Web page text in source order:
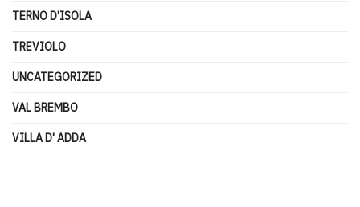
TERNO D'ISOLA
TREVIOLO
UNCATEGORIZED
VAL BREMBO
VILLA D' ADDA